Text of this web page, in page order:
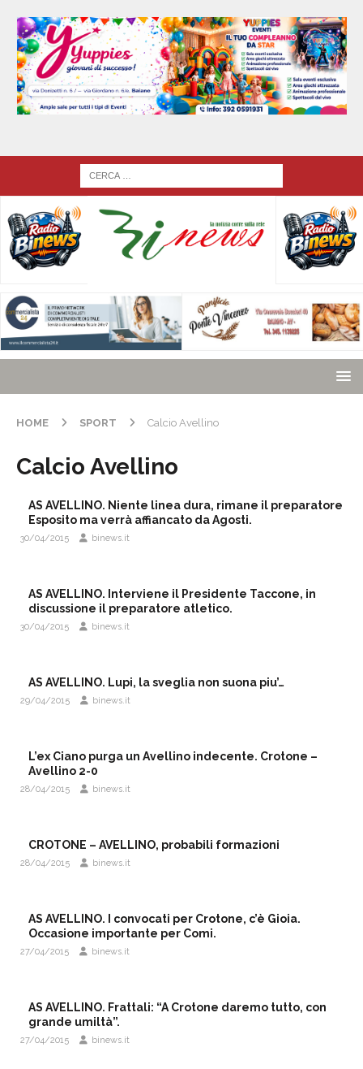
HOME SPORT Calcio Avellino
Calcio Avellino
AS AVELLINO. Niente linea dura, rimane il preparatore
Esposito ma verrà affiancato da Agosti.
30/04/2015 binews.it
AS AVELLINO. Interviene il Presidente Taccone, in
discussione il preparatore atletico.
30/04/2015 binews.it
AS AVELLINO. Lupi, la sveglia non suona piu’…
29/04/2015 binews.it
L’ex Ciano purga un Avellino indecente. Crotone –
Avellino 2-0
28/04/2015 binews.it
CROTONE – AVELLINO, probabili formazioni
28/04/2015 binews.it
AS AVELLINO. I convocati per Crotone, c’è Gioia.
Occasione importante per Comi.
27/04/2015 binews.it
AS AVELLINO. Frattali: “A Crotone daremo tutto, con
grande umiltà”.
27/04/2015 binews.it